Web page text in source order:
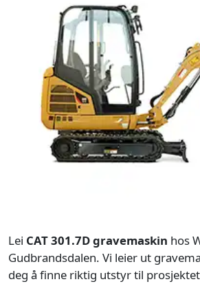
Lei CAT 301.7D gravemaskin hos
Gudbrandsdalen. Vi leier ut
deg å finne riktig utstyr til